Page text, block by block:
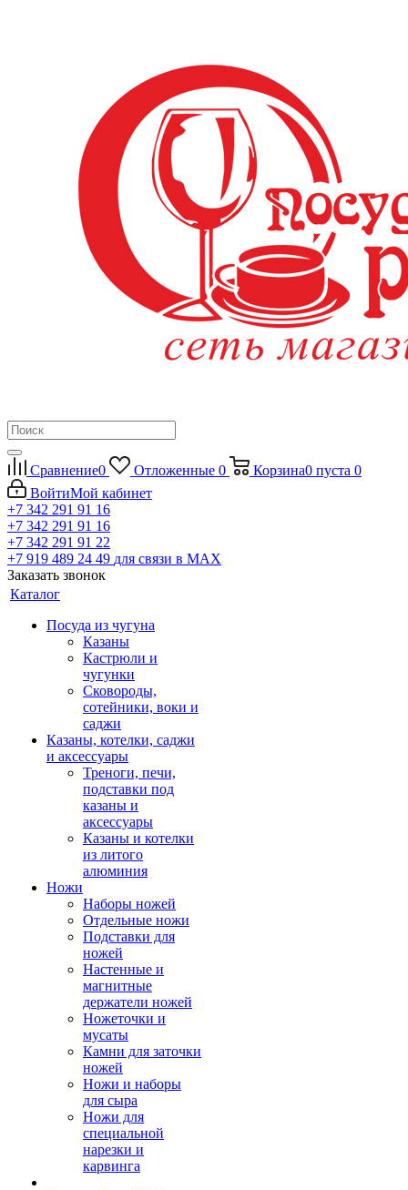
Сравнение0 Отложенные 0 Корзина0 пуста 0
ВойтиМой кабинет
+7 342 291 91 16
+7 342 291 91 16
+7 342 291 91 22
+7 919 489 24 49 для связи в МАХ
Заказать звонок
Каталог
Посуда из чугуна
Казаны
Кастрюли и
чугунки
Сковороды,
сотейники, воки и
саджи
Казаны, котелки, саджи
и аксессуары
Треноги, печи,
подставки под
казаны и
аксессуары
Казаны и котелки
из литого
алюминия
Ножи
Наборы ножей
Отдельные ножи
Подставки для
ножей
Настенные и
магнитные
держатели ножей
Ножеточки и
мусаты
Камни для заточки
ножей
Ножи и наборы
для сыра
Ножи для
специальной
нарезки и
карвинга